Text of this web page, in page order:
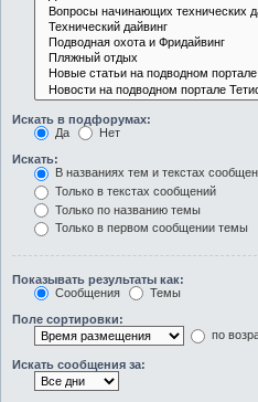
Искать в подфорумах:
Да
Нет
Искать:
В названиях тем и текстах
Только в текстах сообщений
Только по названию темы
Только в первом сообщении темы
Показывать результаты как:
Сообщения
Темы
Поле сортировки:
по
Искать сообщения за: